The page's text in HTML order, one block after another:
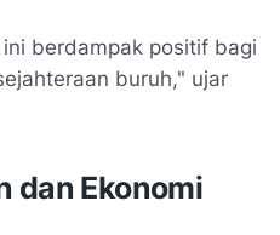
berdampak positif bagi
buruh," ujar
dan Ekonomi